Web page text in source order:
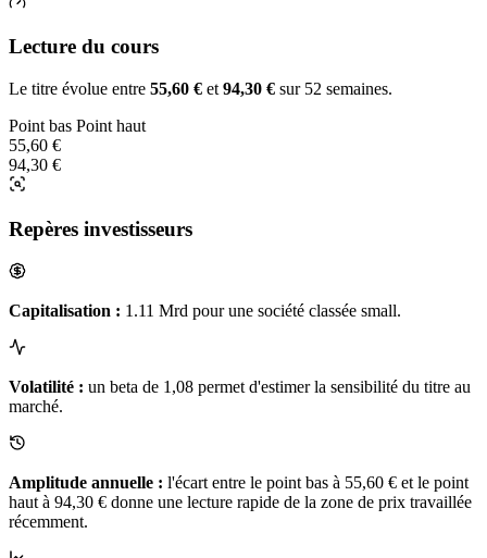
Lecture du cours
Le titre évolue entre 55,60 € et 94,30 € sur 52 semaines.
Point bas Point haut
55,60 €
94,30 €
Repères investisseurs
Capitalisation : 1.11 Mrd pour une société classée small.
Volatilité : un beta de 1,08 permet d'estimer la sensibilité du titre au
marché.
Amplitude annuelle : l'écart entre le point bas à 55,60 € et le point
haut à 94,30 € donne une lecture rapide de la zone de prix travaillée
récemment.